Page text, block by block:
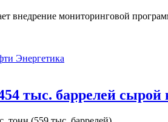
внедрение мониторинговой
Энергетика
тыс. баррелей сырой